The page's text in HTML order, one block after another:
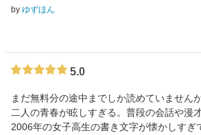
by ゆずほん
5.0
まだ無料分の途中までしか読めていません
二人の青春が眩しすぎる。普段の会話や漫
2006年の女子高生の書き文字が懐かしすぎ